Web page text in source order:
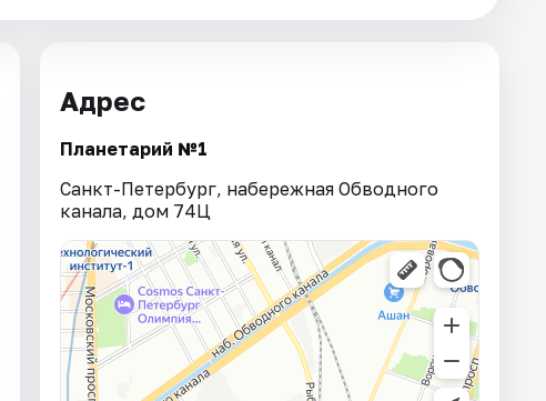
Адрес
Планетарий №1
Санкт-Петербург, набережная Обводного
канала, дом 74Ц